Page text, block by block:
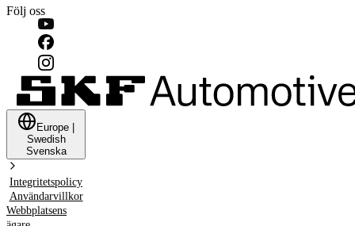
Följ oss
Europe
Swedish
Svenska
Integritetspolicy
Användarvillkor
Webbplatsens